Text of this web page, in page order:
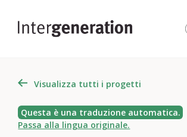
Visualizza tutti i progetti
Questa è una traduzione automatica.
Passa alla lingua originale.